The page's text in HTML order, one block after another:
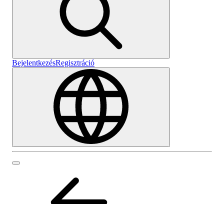
BejelentkezésRegisztráció